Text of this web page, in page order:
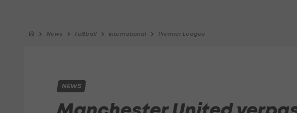
News Fußball International Premier League
NEWS